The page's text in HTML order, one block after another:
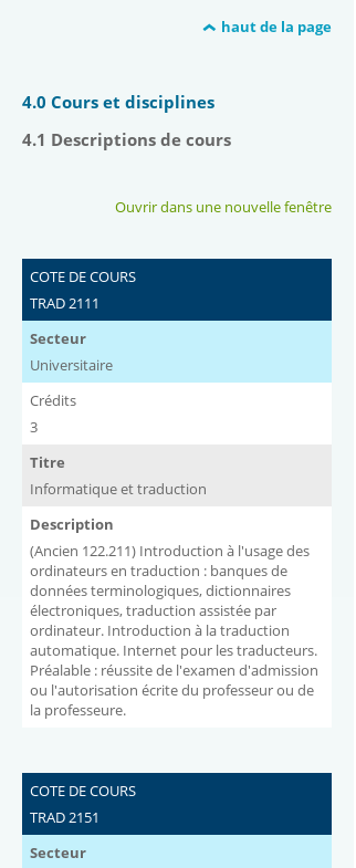
haut de la page
4.0 Cours et disciplines
4.1 Descriptions de cours
Ouvrir dans une nouvelle fenêtre
COTE DE COURS
TRAD 2111
Secteur
Universitaire
Crédits
3
Titre
Informatique et traduction
Description
(Ancien 122.211) Introduction à l'usage des
ordinateurs en traduction : banques de
données terminologiques, dictionnaires
électroniques, traduction assistée par
ordinateur. Introduction à la traduction
automatique. Internet pour les traducteurs.
Préalable : réussite de l'examen d'admission
ou l'autorisation écrite du professeur ou de
la professeure.
COTE DE COURS
TRAD 2151
Secteur